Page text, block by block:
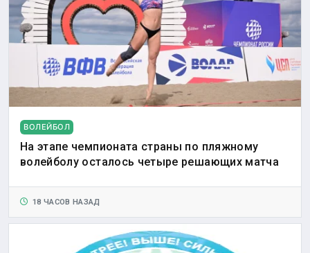
ВОЛЕЙБОЛ
На этапе чемпионата страны по пляжному
волейболу осталось четыре решающих матча
18 ЧАСОВ НАЗАД